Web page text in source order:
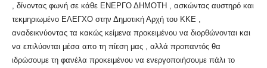
, δίνοντας φωνή σε κάθε ΕΝΕΡΓΟ ΔΗΜΟΤΗ , ασκώντας αυστηρό και
τεκμηριωμένο ΕΛΕΓΧΟ στην Δημοτική Αρχή του ΚΚΕ ,
αναδεικνύοντας τα κακώς κείμενα προκειμένου να διορθώνονται και
να επιλύονται μέσα απο τη πίεση μας , αλλά προπαντός θα
ιδρώσουμε τη φανέλα προκειμένου να ενεργοποιήσουμε πάλι το